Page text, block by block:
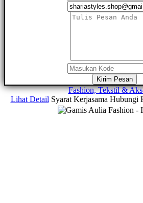
Kirim Pesan
Fashion, Tekstil &
Lihat Detail Syarat Kerjasama Hubungi